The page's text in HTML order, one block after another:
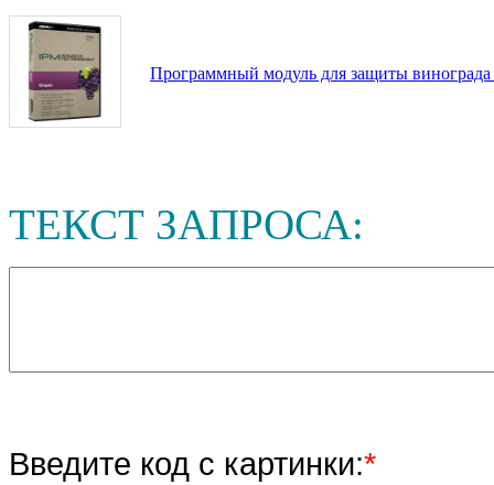
Программный модуль для защиты винограда
ТЕКСТ ЗАПРОСА:
Введите код с картинки:*